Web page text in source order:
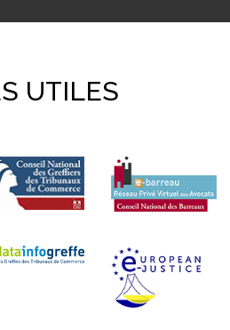
UTILES